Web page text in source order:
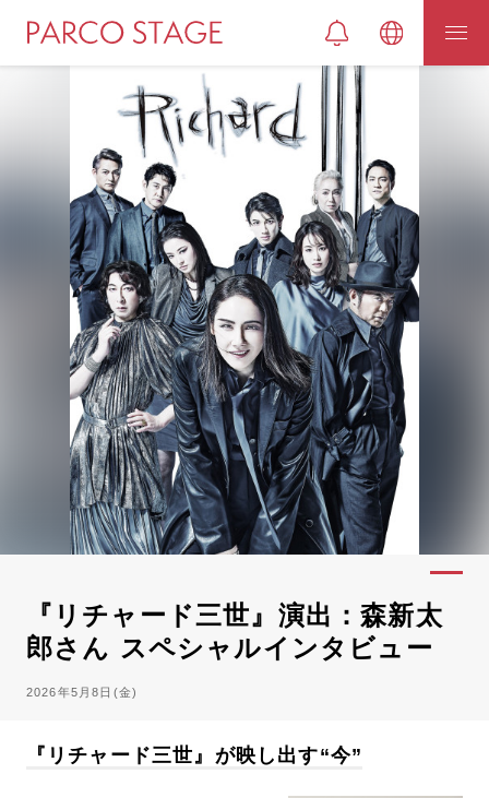
『リチャード三世』演出：森新太
郎さん スペシャルインタビュー
2026年5月8日(金)
『リチャード三世』が映し出す“今”